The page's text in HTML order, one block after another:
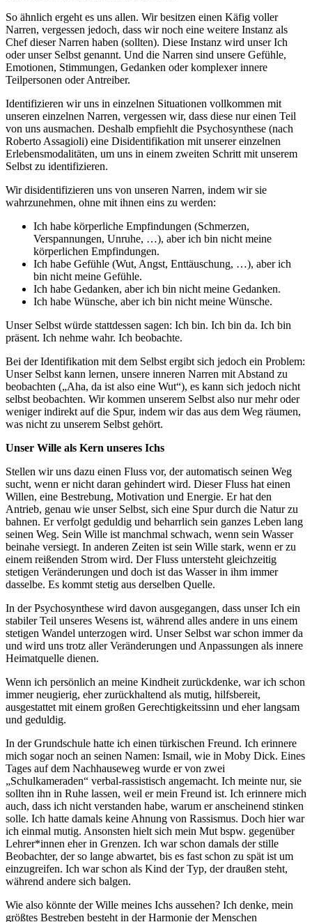
So ähnlich ergeht es uns allen. Wir besitzen einen Käfig voller
Narren, vergessen jedoch, dass wir noch eine weitere Instanz als
Chef dieser Narren haben (sollten). Diese Instanz wird unser Ich
oder unser Selbst genannt. Und die Narren sind unsere Gefühle,
Emotionen, Stimmungen, Gedanken oder komplexer innere
Teilpersonen oder Antreiber.
Identifizieren wir uns in einzelnen Situationen vollkommen mit
unseren einzelnen Narren, vergessen wir, dass diese nur einen Teil
von uns ausmachen. Deshalb empfiehlt die Psychosynthese (nach
Roberto Assagioli) eine Disidentifikation mit unserer einzelnen
Erlebensmodalitäten, um uns in einem zweiten Schritt mit unserem
Selbst zu identifizieren.
Wir disidentifizieren uns von unseren Narren, indem wir sie
wahrzunehmen, ohne mit ihnen eins zu werden:
Ich habe körperliche Empfindungen (Schmerzen,
Verspannungen, Unruhe, …), aber ich bin nicht meine
körperlichen Empfindungen.
Ich habe Gefühle (Wut, Angst, Enttäuschung, …), aber ich
bin nicht meine Gefühle.
Ich habe Gedanken, aber ich bin nicht meine Gedanken.
Ich habe Wünsche, aber ich bin nicht meine Wünsche.
Unser Selbst würde stattdessen sagen: Ich bin. Ich bin da. Ich bin
präsent. Ich nehme wahr. Ich beobachte.
Bei der Identifikation mit dem Selbst ergibt sich jedoch ein Problem:
Unser Selbst kann lernen, unsere inneren Narren mit Abstand zu
beobachten („Aha, da ist also eine Wut“), es kann sich jedoch nicht
selbst beobachten. Wir kommen unserem Selbst also nur mehr oder
weniger indirekt auf die Spur, indem wir das aus dem Weg räumen,
was nicht zu unserem Selbst gehört.
Unser Wille als Kern unseres Ichs
Stellen wir uns dazu einen Fluss vor, der automatisch seinen Weg
sucht, wenn er nicht daran gehindert wird. Dieser Fluss hat einen
Willen, eine Bestrebung, Motivation und Energie. Er hat den
Antrieb, genau wie unser Selbst, sich eine Spur durch die Natur zu
bahnen. Er verfolgt geduldig und beharrlich sein ganzes Leben lang
seinen Weg. Sein Wille ist manchmal schwach, wenn sein Wasser
beinahe versiegt. In anderen Zeiten ist sein Wille stark, wenn er zu
einem reißenden Strom wird. Der Fluss untersteht gleichzeitig
stetigen Veränderungen und doch ist das Wasser in ihm immer
dasselbe. Es kommt stetig aus derselben Quelle.
In der Psychosynthese wird davon ausgegangen, dass unser Ich ein
stabiler Teil unseres Wesens ist, während alles andere in uns einem
stetigen Wandel unterzogen wird. Unser Selbst war schon immer da
und wird uns trotz aller Veränderungen und Anpassungen als innere
Heimatquelle dienen.
Wenn ich persönlich an meine Kindheit zurückdenke, war ich schon
immer neugierig, eher zurückhaltend als mutig, hilfsbereit,
ausgestattet mit einem großen Gerechtigkeitssinn und eher langsam
und geduldig.
In der Grundschule hatte ich einen türkischen Freund. Ich erinnere
mich sogar noch an seinen Namen: Ismail, wie in Moby Dick. Eines
Tages auf dem Nachhauseweg wurde er von zwei
„Schulkameraden“ verbal-rassistisch angemacht. Ich meinte nur, sie
sollten ihn in Ruhe lassen, weil er mein Freund ist. Ich erinnere mich
auch, dass ich nicht verstanden habe, warum er anscheinend stinken
solle. Ich hatte damals keine Ahnung von Rassismus. Doch hier war
ich einmal mutig. Ansonsten hielt sich mein Mut bspw. gegenüber
Lehrer*innen eher in Grenzen. Ich war schon damals der stille
Beobachter, der so lange abwartet, bis es fast schon zu spät ist um
einzugreifen. Ich war schon als Kind der Typ, der draußen steht,
während andere sich balgen.
Wie also könnte der Wille meines Ichs aussehen? Ich denke, mein
größtes Bestreben besteht in der Harmonie der Menschen